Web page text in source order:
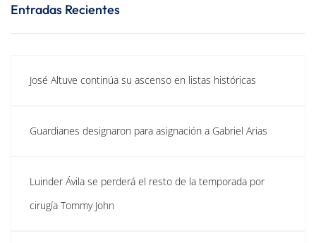
Entradas Recientes
José Altuve continúa su ascenso en listas históricas
Guardianes designaron para asignación a Gabriel Arias
Luinder Ávila se perderá el resto de la temporada por
cirugía Tommy John